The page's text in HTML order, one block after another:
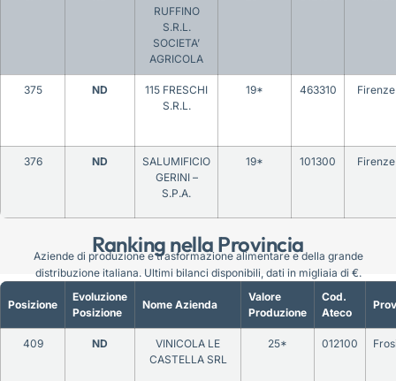
Ranking nella Provincia
RUFFINO
S.R.L.
SOCIETA’
AGRICOLA
375 ND
115 FRESCHI
S.R.L.
19* 463310 Firenze
376 ND
SALUMIFICIO
GERINI –
S.P.A.
19* 101300 Firenze
Posizione
Evoluzione
Posizione
Nome Azienda
Valore
Produzione
Cod.
Ateco
409 ND
VINICOLA LE
CASTELLA SRL
25* 012100
Aziende di produzione e trasformazione alimentare e della grande
distribuzione italiana. Ultimi bilanci disponibili, dati in migliaia di €.